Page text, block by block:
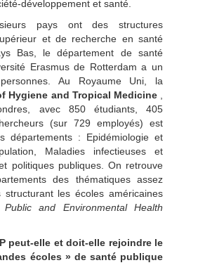
développement et santé.
pays ont des structures
et de recherche en santé
Bas, le département de santé
Erasmus de Rotterdam a un
Au Royaume Uni, la
Hygiene and Tropical Medicine,
avec 850 étudiants, 405
(sur 729 employés) est
départements : Epidémiologie et
Maladies infectieuses et
politiques publiques. On retrouve
des thématiques assez
structurant les écoles américaines
Public and Environmental Health
peut-elle et doit-elle rejoindre le
écoles » de santé publique